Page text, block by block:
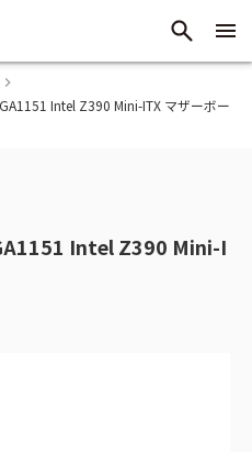
Intel Z390 Mini-ITX マザーボー
Intel Z390 Mini-I